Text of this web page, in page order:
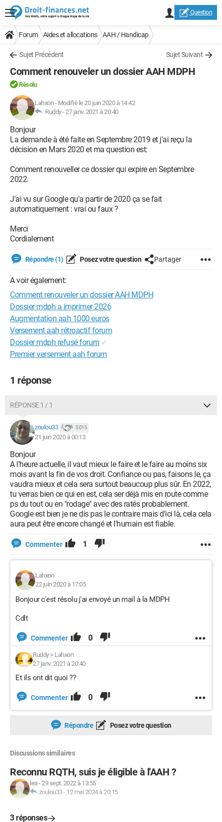
Question
Forum Aides et allocations AAH / Handicap
Sujet Précédent Sujet Suivant
Comment renouveler un dossier AAH MDPH
Résolu
Lahxon- Modifié le 20 juin 2020 à 14:42
Ruddy -27 janv. 2021 à 20:40
Bonjour
La demande à été faite en Septembre 2019 et j'ai reçu la
décision en Mars 2020 et ma question est:
Comment renouveller ce dossier qui expire en Septembre
2022.
J'ai vu sur Google qu'a partir de 2020 ça se fait
automatiquement : vrai ou faux ?
Merci
Cordialement
Répondre (1) Posez votre question Partager
A voir également:
Comment renouveler un dossier AAH MDPH
Dossier mdph a imprimer 2026
Augmentation aah 1000 euros
Versement aah rétroactif forum
Dossier mdph refusé forum ✓
Premier versement aah forum
1 réponse
RÉPONSE 1 / 1
zoulou33 5 015
21 juin 2020 à 00:13
Bonjour
A l'heure actuelle, il vaut mieux le faire et le faire au moins six
mois avant la fin de vos droit. Confiance ou pas, faisons le, ça
vaudra mieux et cela sera surtout beaucoup plus sûr. En 2022,
tu verras bien ce qui en est, cela ser déjà mis en route comme
ps du tout ou en "rodage" avec des ratés probablement.
Google est bien je ne dis pas le contraire mais d'ici là, cela cela
aura peut être encore changé et l'humain est fiable.
Commenter 1
Lahxon
22 juin 2020 à 17:05
Bonjour c'est résolu j'ai envoyé un mail à la MDPH
Cdlt
Commenter 0
Ruddy> Lahxon
27 janv. 2021 à 20:40
Et ils ont dit quoi ??
Commenter 0
Répondre Posez votre question
Discussions similaires
Reconnu RQTH, suis je éligible à l'AAH ?
lea-29 sept. 2022 à 13:55
zoulou33- 12 mai 2024 à 20:15
3 réponses